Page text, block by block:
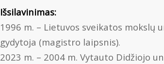
Išsilavinimas:
1996 m. – Lietuvos sveikatos
gydytoja (magistro laipsnis).
2023 m. – 2004 m. Vytauto Didžiojo